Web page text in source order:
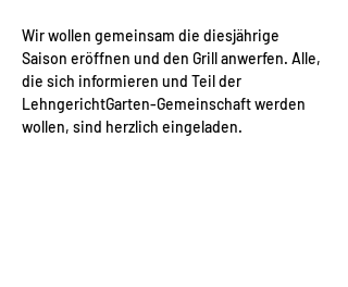
Wir wollen gemeinsam die diesjährige
Saison eröffnen und den Grill anwerfen. Alle,
die sich informieren und Teil der
LehngerichtGarten-Gemeinschaft werden
wollen, sind herzlich eingeladen.